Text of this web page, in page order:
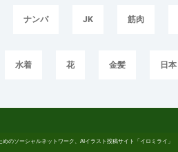
ナンパ JK 筋肉
水着 花 金髪 日本
めのソーシャルネットワーク、AIイラスト投稿サイト「イロミライ」